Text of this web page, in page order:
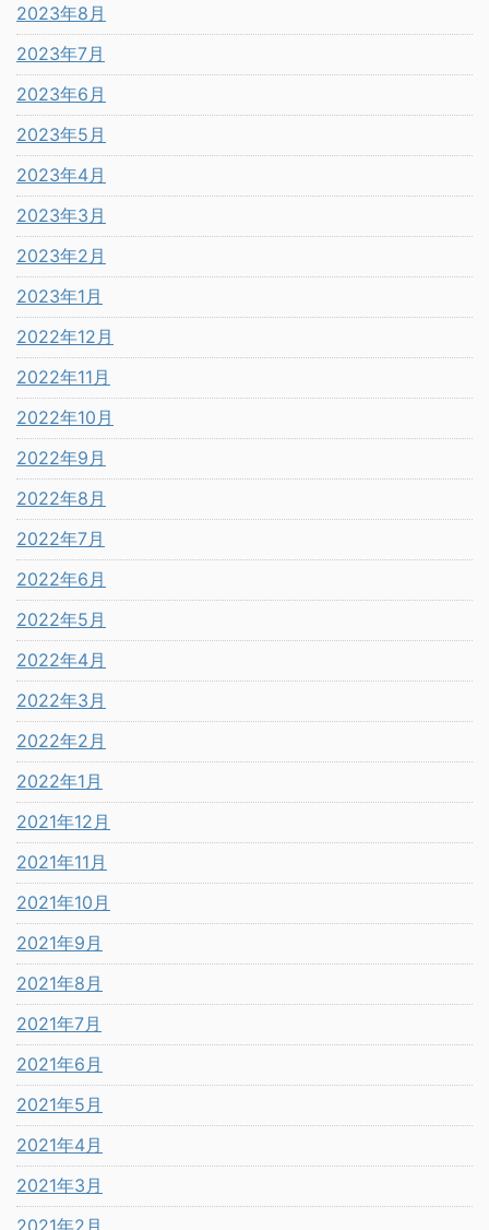
2023年8月
2023年7月
2023年6月
2023年5月
2023年4月
2023年3月
2023年2月
2023年1月
2022年12月
2022年11月
2022年10月
2022年9月
2022年8月
2022年7月
2022年6月
2022年5月
2022年4月
2022年3月
2022年2月
2022年1月
2021年12月
2021年11月
2021年10月
2021年9月
2021年8月
2021年7月
2021年6月
2021年5月
2021年4月
2021年3月
2021年2月